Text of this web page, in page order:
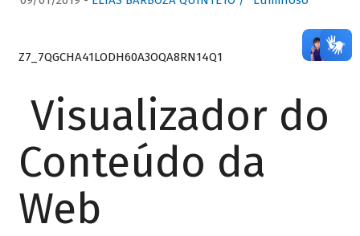
Z7_7QGCHA41LODH60A3OQA8RN14Q1
Visualizador do
Conteúdo da
Web